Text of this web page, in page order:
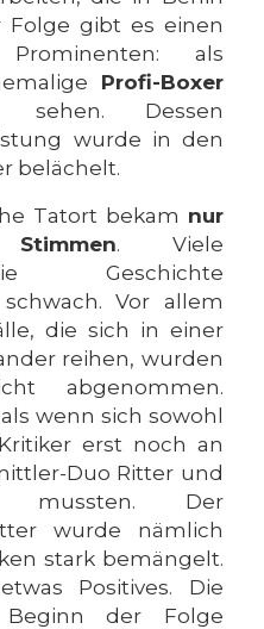
Folge gibt es einen
als
Profi-Boxer
Dessen
wurde in den
belächelt.
Tatort bekam nur
. Viele
Geschichte
Vor allem
die sich in einer
reihen, wurden
abgenommen.
wenn sich sowohl
erst noch an
Duo Ritter und
mussten. Der
wurde nämlich
stark bemängelt.
Positives. Die
Beginn der Folge